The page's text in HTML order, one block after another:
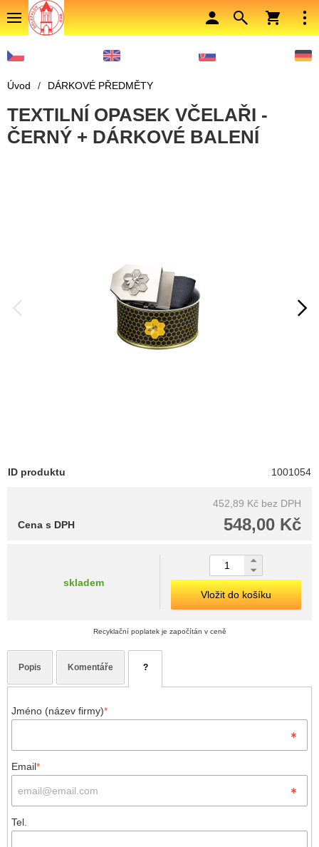
Úvod / DÁRKOVÉ PŘEDMĚTY
TEXTILNÍ OPASEK VČELAŘI -
ČERNÝ + DÁRKOVÉ BALENÍ
ID produktu 1001054
452,89 Kč bez DPH
548,00 Kč
Cena s DPH
skladem
Vložit do košíku
Recyklační poplatek je započítán v ceně
Popis Komentáře ?
Jméno (název firmy)*
Email*
Tel.